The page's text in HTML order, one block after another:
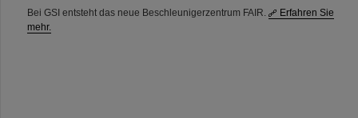
Bei GSI entsteht das neue Beschleunigerzentrum FAIR.
Erfahren Sie
mehr.